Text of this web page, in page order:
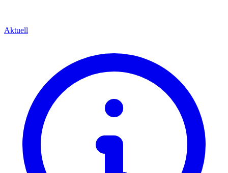
Aktuell